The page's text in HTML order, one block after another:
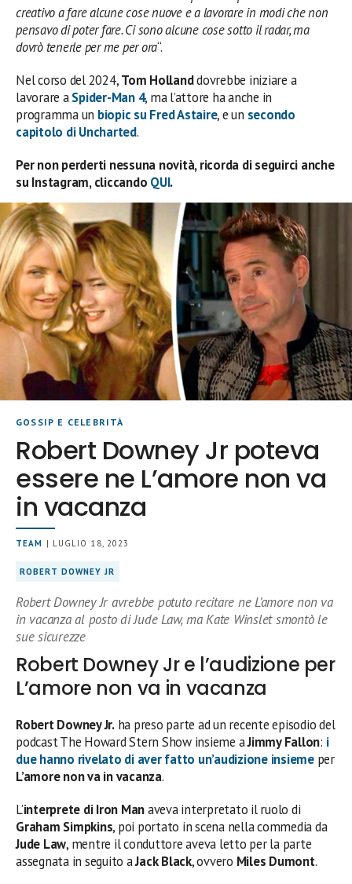
creativo a fare alcune cose nuove e a lavorare in modi che non
pensavo di poter fare. Ci sono alcune cose sotto il radar, ma
dovrò tenerle per me per ora“.
Nel corso del 2024,Tom Hollanddovrebbe iniziare a
lavorare aSpider-Man 4, ma l’attore ha anche in
programma un biopic su Fred Astaire, e un secondo
capitolo di Uncharted.
Per non perderti nessuna novità, ricorda di seguirci anche
su Instagram, cliccando QUI.
GOSSIP E CELEBRITÀ
Robert Downey Jr poteva
essere ne L’amore non va
in vacanza
TEAM | LUGLIO 18, 2023
ROBERT DOWNEY JR
Robert Downey Jr avrebbe potuto recitare ne L’amore non va
in vacanza al posto di Jude Law, ma Kate Winslet smontò le
sue sicurezze
Robert Downey Jr e l’audizione per
L’amore non va in vacanza
Robert Downey Jr.ha preso parte ad un recente episodio del
podcast The Howard Stern Show insieme aJimmy Fallon: i
due hanno rivelato di aver fatto un’audizione insiemeper
L’amore non va in vacanza.
L’interprete di Iron Manaveva interpretato il ruolo di
Graham Simpkins, poi portato in scena nella commedia da
Jude Law, mentre il conduttore aveva letto per la parte
assegnata in seguito aJack Black, ovvero Miles Dumont.